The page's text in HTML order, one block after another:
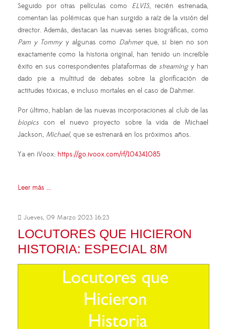
Seguido por otras películas como ELVIS, recién estrenada,
comentan las polémicas que han surgido a raíz de la visión del
director. Además, destacan las nuevas series biográficas, como
Pam y Tommyy algunas como Dahmerque, si bien no son
exactamente como la historia original, han tenido un increíble
éxito en sus correspondientes plataformas de streamingy han
dado pie a multitud de debates sobre la glorificación de
actitudes tóxicas, e incluso mortales en el caso de Dahmer.
Por último, hablan de las nuevas incorporaciones al club de las
biopics con el nuevo proyecto sobre la vida de Michael
Jackson, Michael, que se estrenará en los próximos años.
Ya en iVoox: https://go.ivoox.com/rf/104341085
Leer más ...
Jueves, 09 Marzo 2023 16:23
LOCUTORES QUE HICIERON
HISTORIA: ESPECIAL 8M